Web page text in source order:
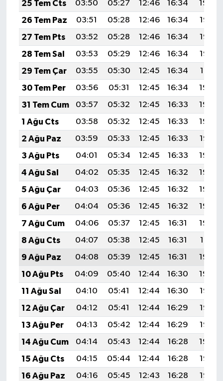
25 Tem Cts
03:50 05:27 12:46 16:34
19:54
26 Tem Paz
03:51 05:28 12:46 16:34
19:53
27 Tem Pts
03:52 05:28 12:46 16:34
19:53
28 Tem Sal
03:53 05:29 12:46 16:34
19:52
29 Tem Çar
03:55 05:30 12:45 16:34
19:51
30 Tem Per
03:56 05:31 12:45 16:34
19:50
31 Tem Cum
03:57 05:32 12:45 16:33
19:49
1 Ağu Cts
03:58 05:32 12:45 16:33
19:48
2 Ağu Paz
03:59 05:33 12:45 16:33
19:47
3 Ağu Pts
04:01 05:34 12:45 16:33
19:46
4 Ağu Sal
04:02 05:35 12:45 16:32
19:45
5 Ağu Çar
04:03 05:36 12:45 16:32
19:44
6 Ağu Per
04:04 05:36 12:45 16:32
19:43
7 Ağu Cum
04:06 05:37 12:45 16:31
19:42
8 Ağu Cts
04:07 05:38 12:45 16:31
19:41
9 Ağu Paz
04:08 05:39 12:45 16:31
19:40
10 Ağu Pts
04:09 05:40 12:44 16:30
19:39
11 Ağu Sal
04:10 05:41 12:44 16:30
19:38
12 Ağu Çar
04:12 05:41 12:44 16:29
19:37
13 Ağu Per
04:13 05:42 12:44 16:29
19:36
14 Ağu Cum
04:14 05:43 12:44 16:28
19:34
15 Ağu Cts
04:15 05:44 12:44 16:28
19:33
16 Ağu Paz
04:16 05:45 12:43 16:28
19:32